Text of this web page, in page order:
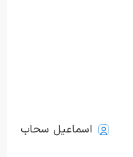
اسماعیل سحاب